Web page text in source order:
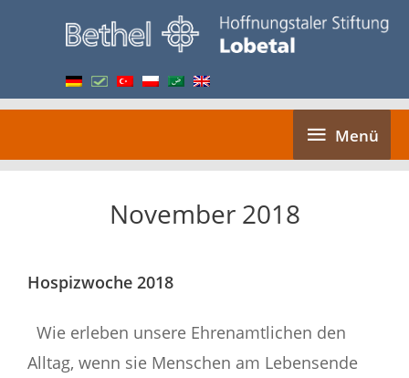
Menü
Menü
November 2018
Hospizwoche 2018
Wie erleben unsere Ehrenamtlichen den
Alltag, wenn sie Menschen am Lebensende